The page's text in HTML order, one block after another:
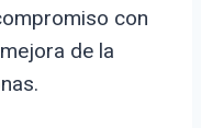
con
de la